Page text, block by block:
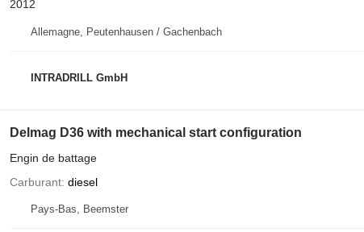
2012
Allemagne, Peutenhausen / Gachenbach
INTRADRILL GmbH
Delmag D36 with mechanical start configuration
Engin de battage
Carburant diesel
Pays-Bas, Beemster